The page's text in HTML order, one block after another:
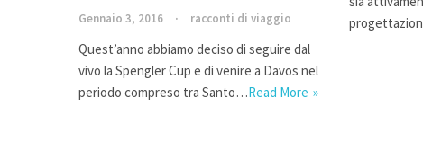
Gennaio 3, 2016 racconti di viaggio
Quest’anno abbiamo deciso di seguire dal
vivo la Spengler Cup e di venire a Davos nel
periodo compreso tra Santo…Read More